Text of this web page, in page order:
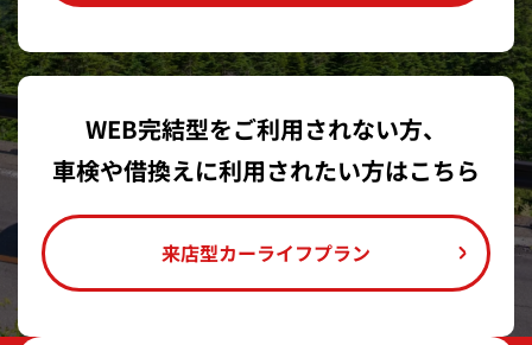
WEB完結型をご利用されない方、
車検や借換えに利用されたい方はこちら
来店型カーライフプラン